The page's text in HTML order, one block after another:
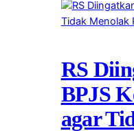
RS
BPJS
agar